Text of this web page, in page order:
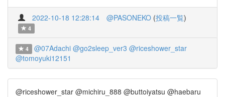
2022-10-18 12:28:14 @PASONEKO (投稿一覧)
4
4 @07Adachi @go2sleep_ver3 @riceshower_star
@tomoyuki12151
@riceshower_star @michiru_888 @buttoiyatsu @haebaru